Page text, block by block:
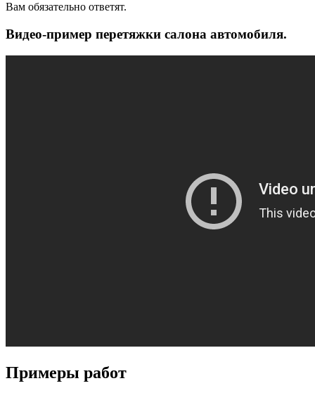
Вам обязательно ответят.
Видео-пример перетяжки салона автомобиля.
Примеры работ